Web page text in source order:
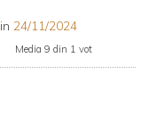
in 24/11/2024
Media 9 din 1 vot